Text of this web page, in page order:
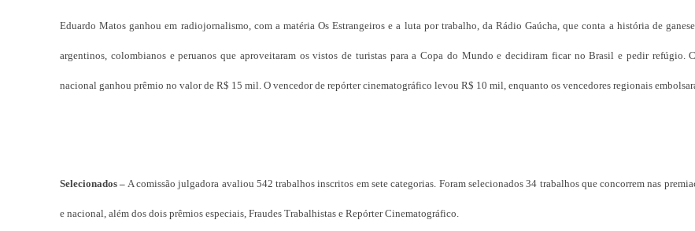
Eduardo Matos ganhou em radiojornalismo, com a matéria Os Estrangeiros e a luta por trabalho, da Rádio Gaúcha, que conta a história de
argentinos, colombianos e peruanos que aproveitaram os vistos de turistas para a Copa do Mundo e decidiram ficar no Brasil e pedir refúgio.
nacional ganhou prêmio no valor de R$ 15 mil. O vencedor de repórter cinematográfico levou R$ 10 mil, enquanto os vencedores regionais
Selecionados – A comissão julgadora avaliou 542 trabalhos inscritos em sete categorias. Foram selecionados 34 trabalhos que concorrem nas
e nacional, além dos dois prêmios especiais, Fraudes Trabalhistas e Repórter Cinematográfico.